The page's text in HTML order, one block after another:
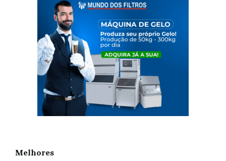
Melhores